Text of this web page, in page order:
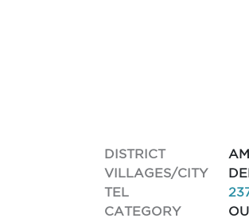
DISTRICT
VILLAGES/CITY
TEL
CATEGORY